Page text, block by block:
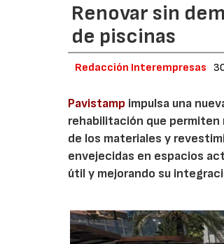
Renovar sin
de piscinas
Redacción Interempresas
Pavistamp impulsa una
rehabilitación que
de los materiales y
envejecidas en espacios
útil y mejorando su